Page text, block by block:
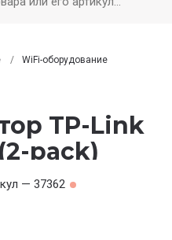
WiFi-оборудование
TP-Link
pack)
— 37362